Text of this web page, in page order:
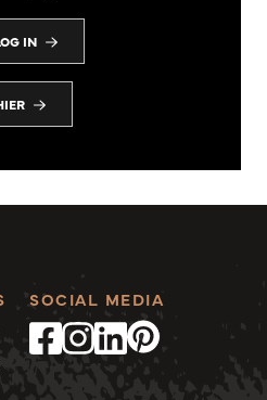
IN
SOCIAL MEDIA